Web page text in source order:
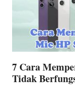
7 Cara
Tidak